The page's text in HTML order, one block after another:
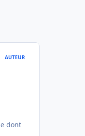
AUTEUR
dont